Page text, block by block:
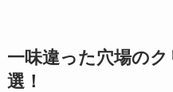
一味違った穴場の
選！